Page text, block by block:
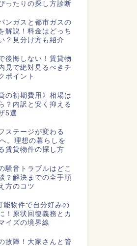
ったりの探し方診断
ンガスと都市ガスの
解説！料金はどっち
？見分け方も紹介
後悔しない！賃貸物
見で絶対見るべきチ
ポイント
の初期費用》相場は
？内訳と安く抑える
5選
ステージが変わる
。理想の暮らしを
賃貸物件の探し方
騒音トラブルはどこ
？解決までの全手順
方のコツ
能物件で自分好みの
！原状回復義務とカ
イズの境界線
故障！大家さんと管